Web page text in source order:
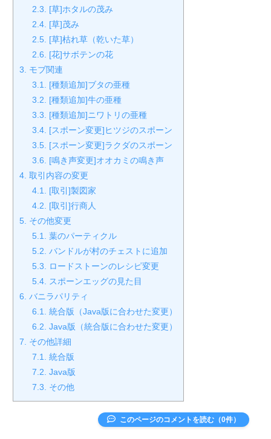
2.3. [草]ホタルの茂み
2.4. [草]茂み
2.5. [草]枯れ草（乾いた草）
2.6. [花]サボテンの花
3. モブ関連
3.1. [種類追加]ブタの亜種
3.2. [種類追加]牛の亜種
3.3. [種類追加]ニワトリの亜種
3.4. [スポーン変更]ヒツジのスポーン
3.5. [スポーン変更]ラクダのスポーン
3.6. [鳴き声変更]オオカミの鳴き声
4. 取引内容の変更
4.1. [取引]製図家
4.2. [取引]行商人
5. その他変更
5.1. 葉のパーティクル
5.2. バンドルが村のチェストに追加
5.3. ロードストーンのレシピ変更
5.4. スポーンエッグの見た目
6. バニラパリティ
6.1. 統合版（Java版に合わせた変更）
6.2. Java版（統合版に合わせた変更）
7. その他詳細
7.1. 統合版
7.2. Java版
7.3. その他
このページのコメントを読む（0件）